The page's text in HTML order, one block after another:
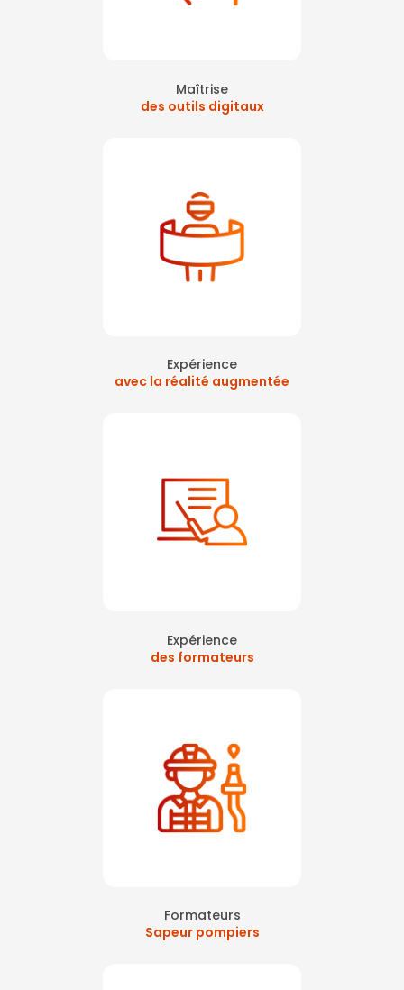
Maîtrise
des outils digitaux
Expérience
avec la réalité augmentée
Expérience
des formateurs
Formateurs
Sapeur pompiers